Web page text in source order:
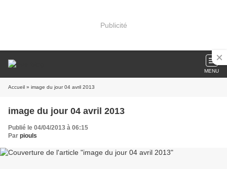
Publicité
MENU
Accueil » image du jour 04 avril 2013
image du jour 04 avril 2013
Publié le 04/04/2013 à 06:15
Par piouls